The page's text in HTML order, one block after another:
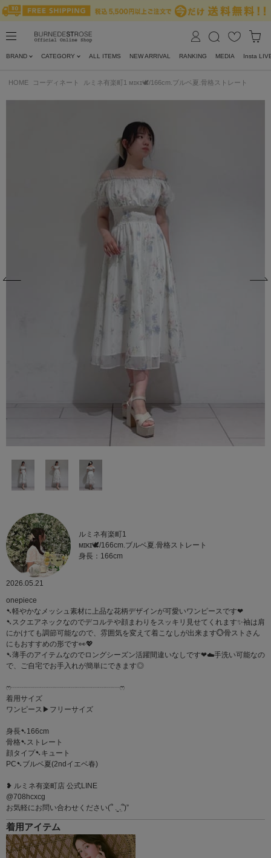
BRAND CATEGORY ALL ITEMS NEW ARRIVAL RANKING MEDIA Insta
HOME コーディネート ルミネ有楽町1 ᴍɪᴋɪ🕊/166cm.ブルベ夏.骨格ストレート
ルミネ有楽町1
ᴍɪᴋɪ🕊/166cm.ブルベ夏.骨格ストレート
身長：166cm
2026.05.21
onepiece
➷軽やかなメッシュ素材に上品な花柄デザインが可愛いワンピースです‪‪❤︎‬
➷スクエアネックなのでデコルテや顔まわりをスッキリ見せてくれます✨袖は肩
にかけても調節可能なので、雰囲気を変えて着こなしが出来ます‪‪💮骨ストさん
にもおすすめの形です👀💖
➷薄手のアイテムなのでロングシーズン活躍間違いなしです‪‪❤︎‬☁️手洗い可能なの
で、ご自宅でお手入れが簡単にできます◎
ෆ‪┈┈┈┈┈┈┈┈┈┈┈┈┈┈┈ෆ‪
着用サイズ
ワンピース▶︎フリーサイズ
身長➷166cm
骨格➷ストレート
顔タイプ➷キュート
PC➷ブルベ夏(2ndイエベ春)
❥ ルミネ有楽町店 公式LINE
@708hcxcg
お気軽にお問い合わせください(՞ ܸ.‪ˬ.ܸ՞)”
着用アイテム